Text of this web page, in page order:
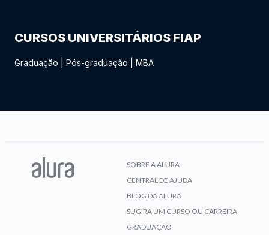
CURSOS UNIVERSITÁRIOS FIAP
Graduação Pós-graduação MBA
SOBRE A ALURA
CENTRAL DE AJUDA
BLOG DA ALURA
SUGIRA UM CURSO OU CARREIRA
GRADUAÇÃO